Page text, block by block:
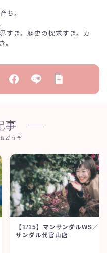
ち。
すき。歴史の探求すき。カ
。
事
どうぞ
【1/15】マンサンダルWS／マ
サンダル代官山店